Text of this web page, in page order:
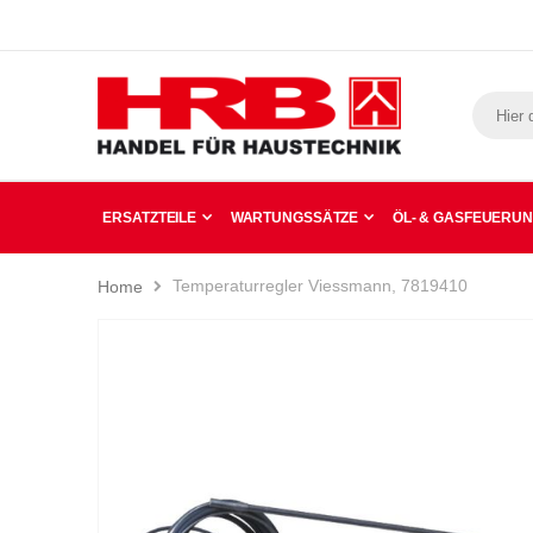
ERSATZTEILE WARTUNGSSÄTZE ÖL- &
Home Temperaturregler Viessmann, 7819410